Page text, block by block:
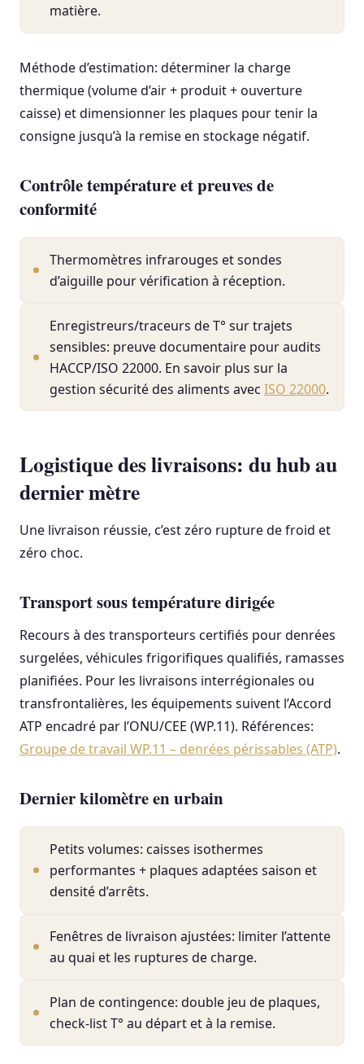
matière.
Méthode d’estimation: déterminer la charge
thermique (volume d’air + produit + ouverture
caisse) et dimensionner les plaques pour tenir la
consigne jusqu’à la remise en stockage négatif.
Contrôle température et preuves de
conformité
Thermomètres infrarouges et sondes
d’aiguille pour vérification à réception.
Enregistreurs/traceurs de T° sur trajets
sensibles: preuve documentaire pour audits
HACCP/ISO 22000. En savoir plus sur la
gestion sécurité des aliments avec ISO 22000.
Logistique des livraisons: du hub au
dernier mètre
Une livraison réussie, c’est zéro rupture de froid et
zéro choc.
Transport sous température dirigée
Recours à des transporteurs certifiés pour denrées
surgelées, véhicules frigorifiques qualifiés, ramasses
planifiées. Pour les livraisons interrégionales ou
transfrontalières, les équipements suivent l’Accord
ATP encadré par l’ONU/CEE (WP.11). Références:
Groupe de travail WP.11 – denrées périssables (ATP).
Dernier kilomètre en urbain
Petits volumes: caisses isothermes
performantes + plaques adaptées saison et
densité d’arrêts.
Fenêtres de livraison ajustées: limiter l’attente
au quai et les ruptures de charge.
Plan de contingence: double jeu de plaques,
check-list T° au départ et à la remise.